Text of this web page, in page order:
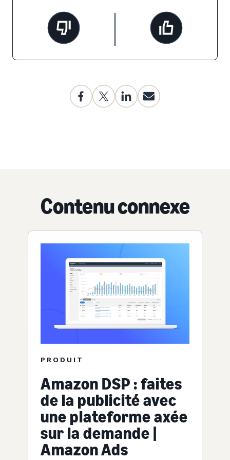
Contenu connexe
PRODUIT
Amazon DSP : faites
de la publicité avec
une plateforme axée
sur la demande |
Amazon Ads